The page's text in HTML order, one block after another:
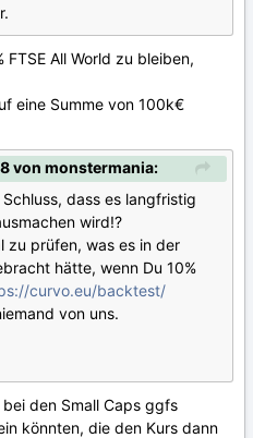
All World zu bleiben,
eine Summe von 100k€
von monstermania:
dass es langfristig
wird!?
zu prüfen, was es in der
hätte, wenn Du 10%
curvo.eu/backtest/
von uns.
den Small Caps ggfs
könnten, die den Kurs dann